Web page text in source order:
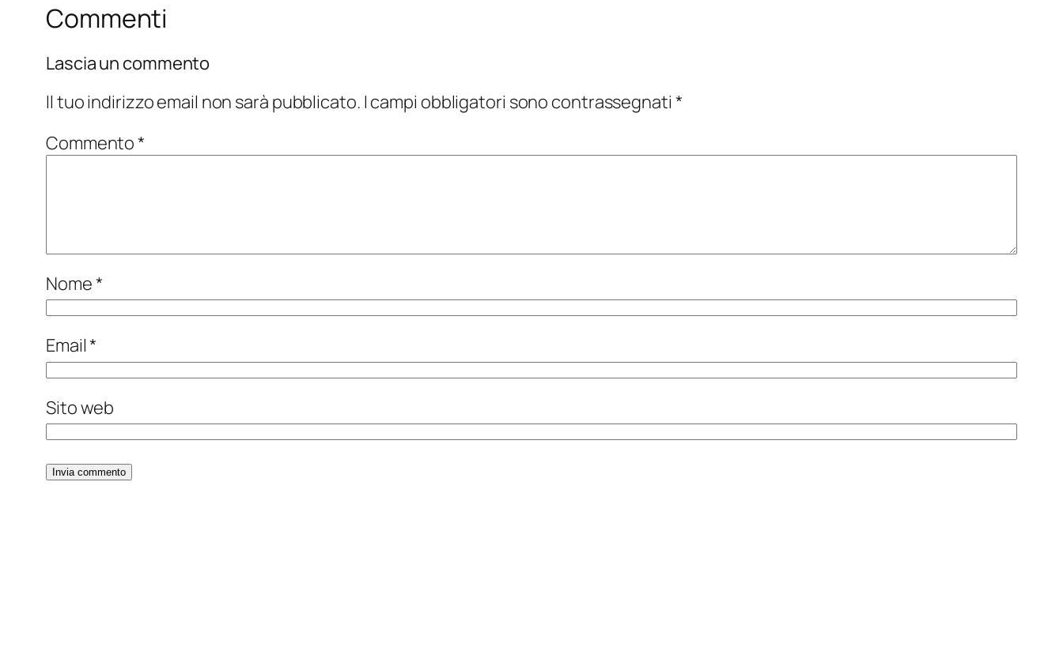
Commenti
Lascia un commento
Il tuo indirizzo email non sarà pubblicato. I campi obbligatori sono contrassegnati *
Commento*
Nome*
Email*
Sito web